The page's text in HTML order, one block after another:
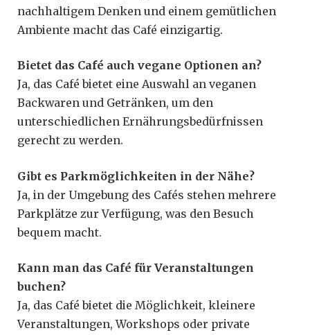
nachhaltigem Denken und einem gemütlichen
Ambiente macht das Café einzigartig.
Bietet das Café auch vegane Optionen an?
Ja, das Café bietet eine Auswahl an veganen
Backwaren und Getränken, um den
unterschiedlichen Ernährungsbedürfnissen
gerecht zu werden.
Gibt es Parkmöglichkeiten in der Nähe?
Ja, in der Umgebung des Cafés stehen mehrere
Parkplätze zur Verfügung, was den Besuch
bequem macht.
Kann man das Café für Veranstaltungen
buchen?
Ja, das Café bietet die Möglichkeit, kleinere
Veranstaltungen, Workshops oder private